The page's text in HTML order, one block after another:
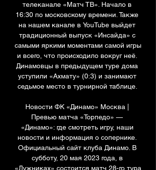
телеканале «Матч ТВ». Начало в
16:30 по московскому времени. Также
на нашем канале в YouTube выйдет
традиционный выпуск «Инсайда» с
самыми яркими моментами самой игры
и всего, что происходило вокруг неё.
Динамовцы в предыдущем туре дома
уступили «Ахмату» (0:3) и занимают
седьмое место в турнирной таблице.
Новости ФК «Динамо» Москва |
Превью матча «Торпедо» —
«Динамо»: где смотреть игру, наши
новости и информация о сопернике.
Официальный сайт клуба Динамо. В
субботу, 20 мая 2023 года, в
«Лужниках» состоится матч 28-го тура